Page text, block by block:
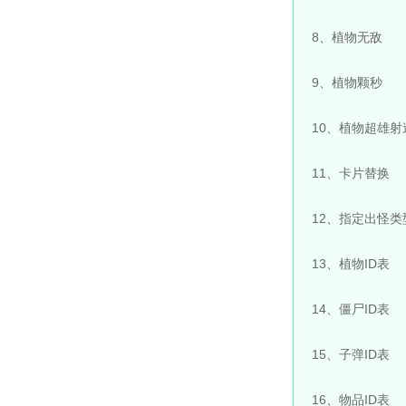
8、植物无敌
9、植物颗秒
10、植物超雄射
11、卡片替换
12、指定出怪类
13、植物ID表
14、僵尸ID表
15、子弹ID表
16、物品ID表